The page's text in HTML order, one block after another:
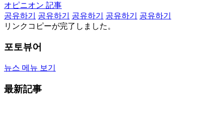
オピニオン 記事
공유하기
공유하기 공유하기 공유하기
공유하기
リンクコピーが完了しました。
포토뷰어
뉴스 메뉴 보기
最新記事